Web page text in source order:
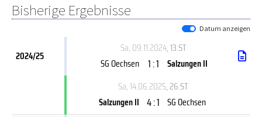
Bisherige Ergebnisse
Datum anzeigen
2024/25
Sa, 09.11.2024, 13.ST
SG Oechsen
1 : 1
Salzungen II
Sa, 14.06.2025, 26.ST
Salzungen II 4 : 1 SG Oechsen